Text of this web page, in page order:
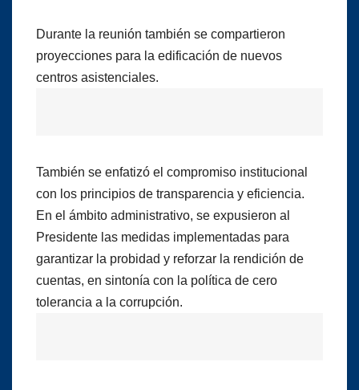
Durante la reunión también se compartieron
proyecciones para la edificación de nuevos
centros asistenciales.
También se enfatizó el compromiso institucional
con los principios de transparencia y eficiencia.
En el ámbito administrativo, se expusieron al
Presidente las medidas implementadas para
garantizar la probidad y reforzar la rendición de
cuentas, en sintonía con la política de cero
tolerancia a la corrupción.